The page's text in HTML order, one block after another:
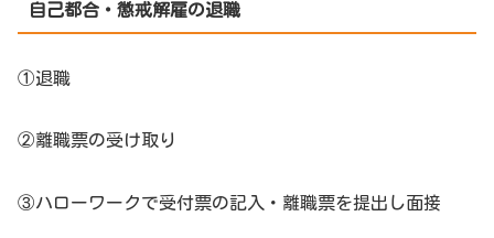
自己都合・懲戒解雇の退職
①退職
②離職票の受け取り
③ハローワークで受付票の記入・離職票を提出し面接